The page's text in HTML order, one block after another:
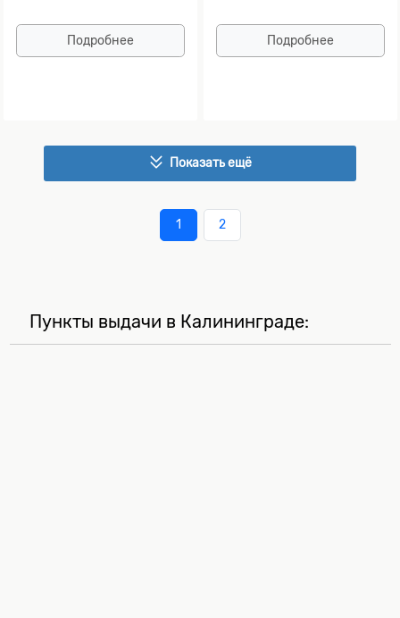
карельская береза)
Подробнее Подробнее
Показать ещё
1 2
Пункты выдачи в Калининграде: